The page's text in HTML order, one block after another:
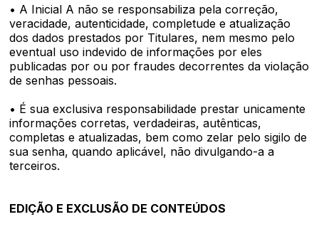
• A Inicial A não se responsabiliza pela correção,
veracidade, autenticidade, completude e atualização
dos dados prestados por Titulares, nem mesmo pelo
eventual uso indevido de informações por eles
publicadas por ou por fraudes decorrentes da violação
de senhas pessoais.
• É sua exclusiva responsabilidade prestar unicamente
informações corretas, verdadeiras, autênticas,
completas e atualizadas, bem como zelar pelo sigilo de
sua senha, quando aplicável, não divulgando-a a
terceiros.
EDIÇÃO E EXCLUSÃO DE CONTEÚDOS